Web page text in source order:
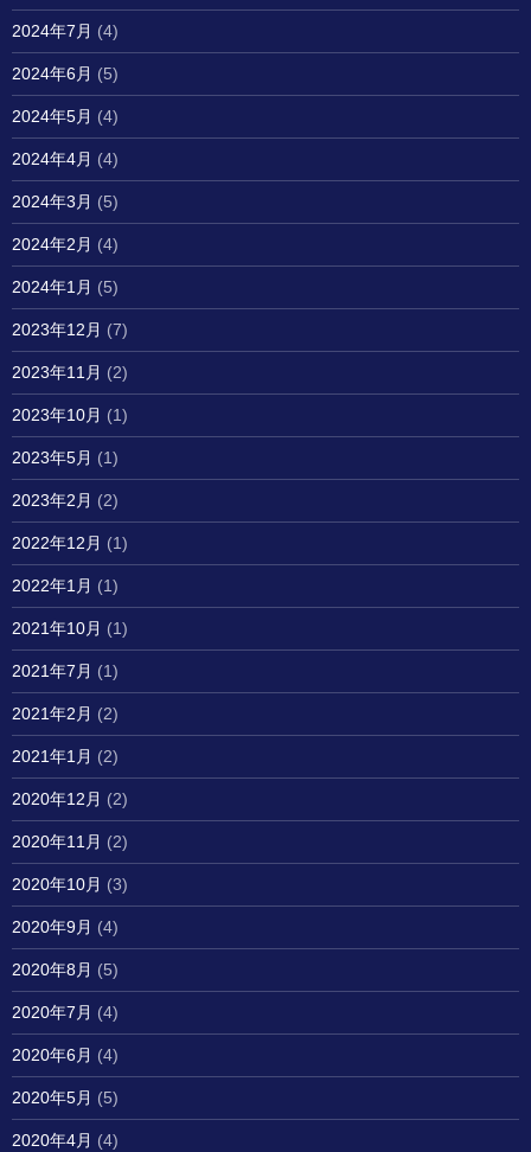
2024年7月 (4)
2024年6月 (5)
2024年5月 (4)
2024年4月 (4)
2024年3月 (5)
2024年2月 (4)
2024年1月 (5)
2023年12月 (7)
2023年11月 (2)
2023年10月 (1)
2023年5月 (1)
2023年2月 (2)
2022年12月 (1)
2022年1月 (1)
2021年10月 (1)
2021年7月 (1)
2021年2月 (2)
2021年1月 (2)
2020年12月 (2)
2020年11月 (2)
2020年10月 (3)
2020年9月 (4)
2020年8月 (5)
2020年7月 (4)
2020年6月 (4)
2020年5月 (5)
2020年4月 (4)